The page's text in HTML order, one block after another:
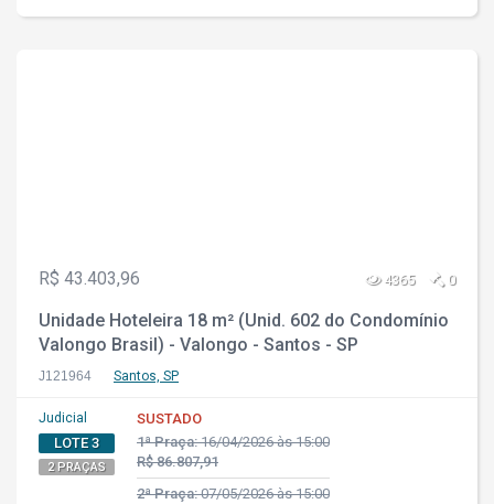
R$ 43.403,96 4365 0
Unidade Hoteleira 18 m² (Unid. 602 do Condomínio
Valongo Brasil) - Valongo - Santos - SP
J121964 Santos, SP
Judicial
LOTE 3
2 PRAÇAS
SUSTADO
1ª Praça:16/04/2026 às 15:00
R$ 86.807,91
2ª Praça:07/05/2026 às 15:00